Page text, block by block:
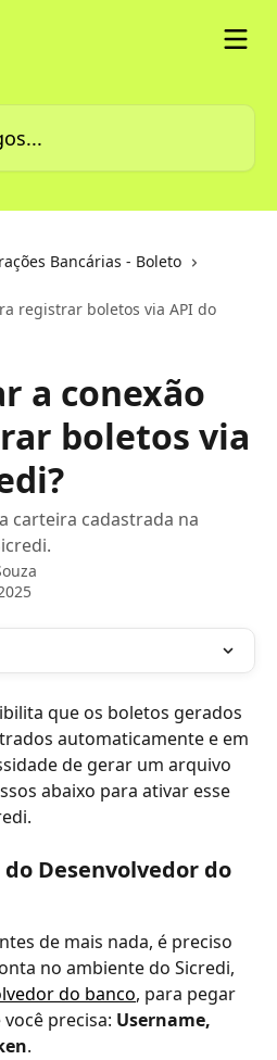
Bancárias - Boleto
registrar boletos via API do
a conexão
boletos via
carteira cadastrada na
que os boletos gerados
automaticamente e em
de gerar um arquivo
abaixo para ativar esse
do Desenvolvedor do
de mais nada, é preciso
no ambiente do Sicredi,
do banco, para pegar
precisa: Username,
.